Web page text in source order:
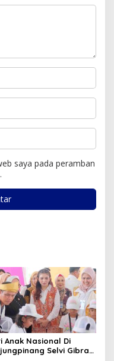
saya pada peramban
Anak Nasional Di
Selvi Gibran